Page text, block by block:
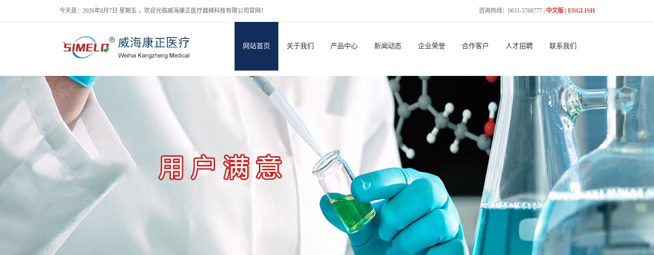
今天是：2026年8月7日 星期五 ，欢迎光临威海康正医疗器械科技有限公司官网！ 咨询热线：0631-5768777 | 中文版 ENGLISH
网站首页 关于我们 产品中心 新闻动态 企业荣誉 合作客户 人才招聘 联系我们